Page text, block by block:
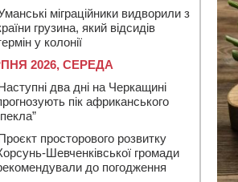
міграційники видворили з
грузина, який відсидів
у колонії
2026, СЕРЕДА
два дні на Черкащині
пік африканського
просторового розвитку
Шевченківської громади
до погодження